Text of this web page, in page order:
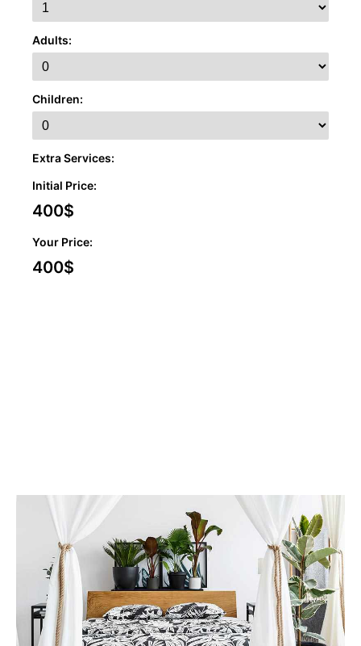
Adults:
Children:
Extra Services:
Initial Price:
400$
Your Price:
400$